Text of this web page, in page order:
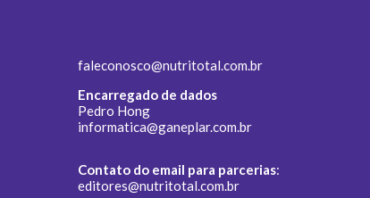
faleconosco@nutritotal.com.br
Encarregado de dados
Pedro Hong
informatica@ganeplar.com.br
Contato do email para parcerias:
editores@nutritotal.com.br